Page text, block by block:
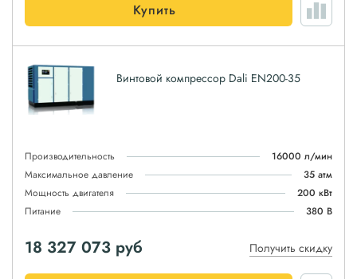
Купить
Винтовой компрессор Dali EN200-35
Производительность
16000 л/мин
Максимальное давление
35 атм
Мощность двигателя
200 кВт
Питание
380 В
18 327 073 руб Получить скидку